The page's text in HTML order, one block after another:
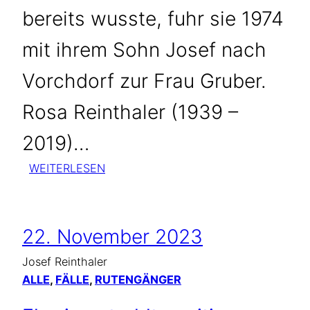
bereits wusste, fuhr sie 1974
mit ihrem Sohn Josef nach
Vorchdorf zur Frau Gruber.
Rosa Reinthaler (1939 –
2019)…
WEITERLESEN
VON
GATTIN
ROSA
22. November 2023
Josef Reinthaler
ALLE, FÄLLE, RUTENGÄNGER